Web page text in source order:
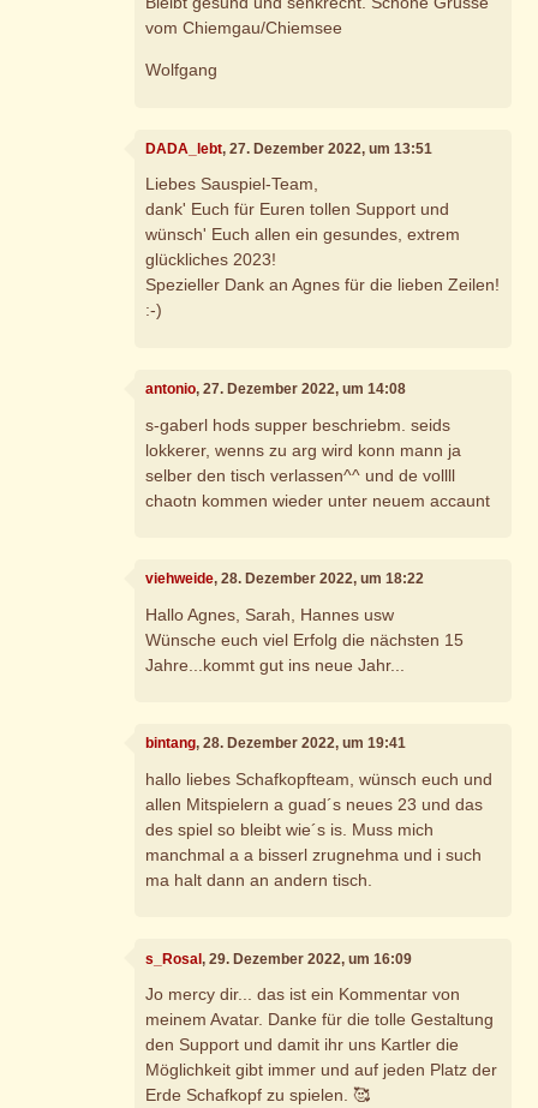
vom Chiemgau/Chiemsee
Wolfgang
DADA_lebt, 27. Dezember 2022, um 13:51
Liebes Sauspiel-Team,
dank' Euch für Euren tollen Support und
wünsch' Euch allen ein gesundes, extrem
glückliches 2023!
Spezieller Dank an Agnes für die lieben Zeilen!
:-)
antonio, 27. Dezember 2022, um 14:08
s-gaberl hods supper beschriebm. seids
lokkerer, wenns zu arg wird konn mann ja
selber den tisch verlassen^^ und de vollll
chaotn kommen wieder unter neuem accaunt
viehweide, 28. Dezember 2022, um 18:22
Hallo Agnes, Sarah, Hannes usw
Wünsche euch viel Erfolg die nächsten 15
Jahre...kommt gut ins neue Jahr...
bintang, 28. Dezember 2022, um 19:41
hallo liebes Schafkopfteam, wünsch euch und
allen Mitspielern a guad´s neues 23 und das
des spiel so bleibt wie´s is. Muss mich
manchmal a a bisserl zrugnehma und i such
ma halt dann an andern tisch.
s_Rosal, 29. Dezember 2022, um 16:09
Jo mercy dir... das ist ein Kommentar von
meinem Avatar. Danke für die tolle Gestaltung
den Support und damit ihr uns Kartler die
Möglichkeit gibt immer und auf jeden Platz der
Erde Schafkopf zu spielen. 🥰